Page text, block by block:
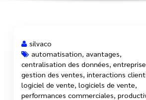
22 Juin, 2025
silvaco
automatisation avantages
centralisation des données
gestion des ventes interactions
logiciel de vente logiciels de vente
performances commerciales